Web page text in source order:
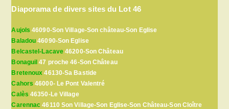
Diaporama de divers sites du Lot 46
Aujols 46090-Son Village-Son château-Son Eglise
Baladou 46090-Son Eglise
Belcastel-Lacave 46200-Son Château
Bonaguil 47 proche 46-Son Château
Bretenoux 46130-Sa Bastide
Cahors 46000- Le Pont Valentré
Calès 46350-Le Village
Carennac 46110 Son Village-Son Eglise-Son Château-Son Cloître